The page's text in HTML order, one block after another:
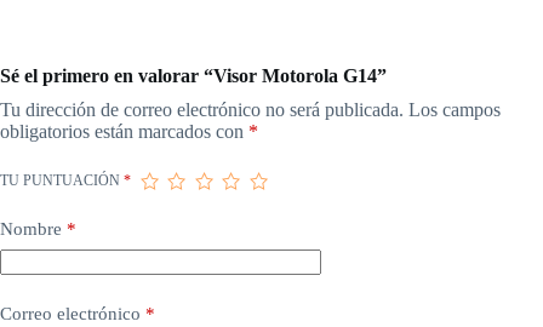
Sé el primero en valorar “Visor Motorola G14”
Tu dirección de correo electrónico no será publicada. Los campos
obligatorios están marcados con *
TU PUNTUACIÓN *
Nombre *
Correo electrónico *